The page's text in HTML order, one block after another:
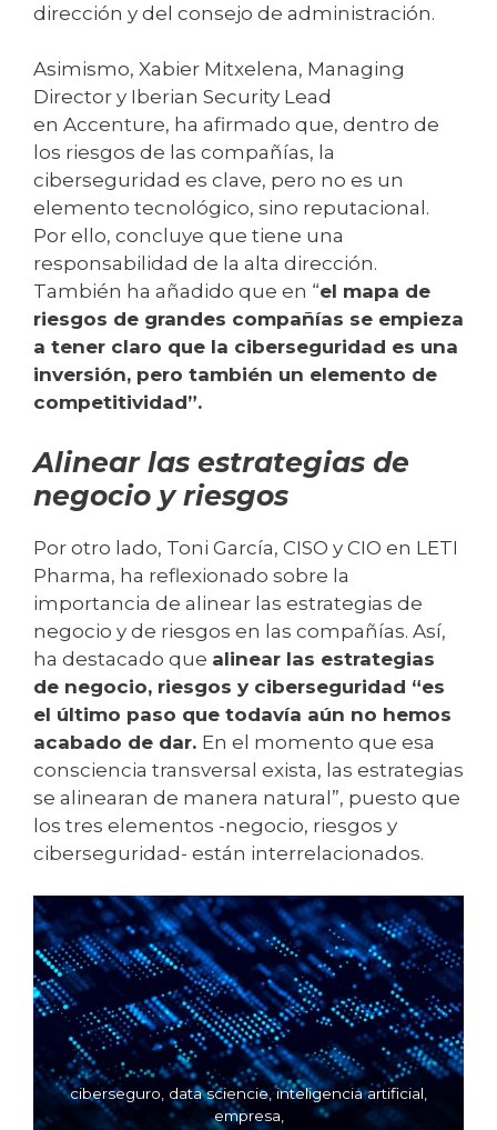
dirección y del consejo de administración.
Asimismo, Xabier Mitxelena, Managing
Director y Iberian Security Lead
en Accenture, ha afirmado que, dentro de
los riesgos de las compañías, la
ciberseguridad es clave, pero no es un
elemento tecnológico, sino reputacional.
Por ello, concluye que tiene una
responsabilidad de la alta dirección.
También ha añadido que en “el mapa de
riesgos de grandes compañías se empieza
a tener claro que la ciberseguridad es una
inversión, pero también un elemento de
competitividad”.
Alinear las estrategias de
negocio y riesgos
Por otro lado, Toni García, CISO y CIO en LETI
Pharma, ha reflexionado sobre la
importancia de alinear las estrategias de
negocio y de riesgos en las compañías. Así,
ha destacado que alinear las estrategias
de negocio, riesgos y ciberseguridad “es
el último paso que todavía aún no hemos
acabado de dar. En el momento que esa
consciencia transversal exista, las estrategias
se alinearan de manera natural”, puesto que
los tres elementos -negocio, riesgos y
ciberseguridad- están interrelacionados.
ciberseguro, data sciencie, inteligencia artificial,
empresa,